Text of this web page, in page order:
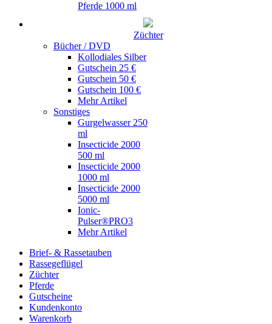
Pferde 1000 ml
Züchter
Bücher / DVD
Kollodiales Silber
Gutschein 25 €
Gutschein 50 €
Gutschein 100 €
Mehr Artikel
Sonstiges
Gurgelwasser 250
ml
Insecticide 2000
500 ml
Insecticide 2000
1000 ml
Insecticide 2000
5000 ml
Ionic-
Pulser®PRO3
Mehr Artikel
Brief- & Rassetauben
Rassegeflügel
Züchter
Pferde
Gutscheine
Kundenkonto
Warenkorb